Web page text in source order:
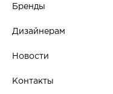
Бренды
Дизайнерам
Новости
Контакты